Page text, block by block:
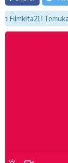
Temukan